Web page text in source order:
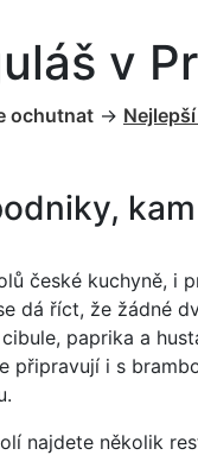
v
ochutnat →
české kuchyně, i
dá říct, že žádné
paprika a
připravují i s
najdete několik